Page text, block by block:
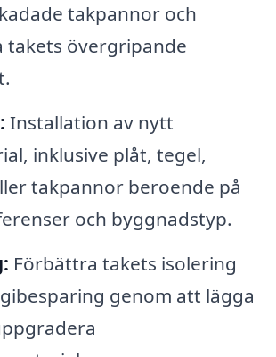
takpannor och
övergripande
Installation av nytt
inklusive plåt, tegel,
takpannor beroende på
och byggnadstyp.
Förbättra takets isolering
genom att lägga